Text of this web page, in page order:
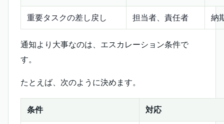
重要タスクの差し戻し 担当者、責任者 納
通知より大事なのは、エスカレーション条件で
す。
たとえば、次のように決めます。
条件 対応